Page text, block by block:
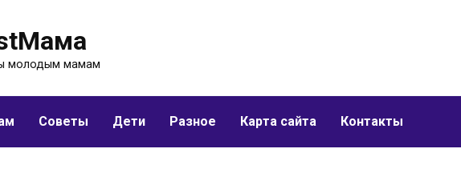
молодым мамам
Советы Дети Разное Карта сайта Контакты